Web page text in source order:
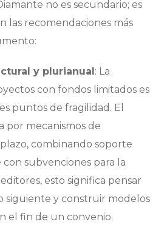
no es secundario; es
las recomendaciones más
y plurianual: La
con fondos limitados es
puntos de fragilidad. El
por mecanismos de
combinando soporte
subvenciones para la
esto significa pensar
siguiente y construir modelos
el fin de un convenio.